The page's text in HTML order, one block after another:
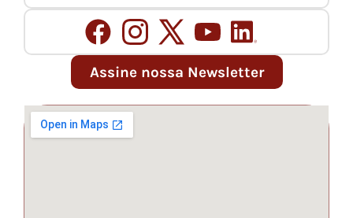
Assine nossa Newsletter